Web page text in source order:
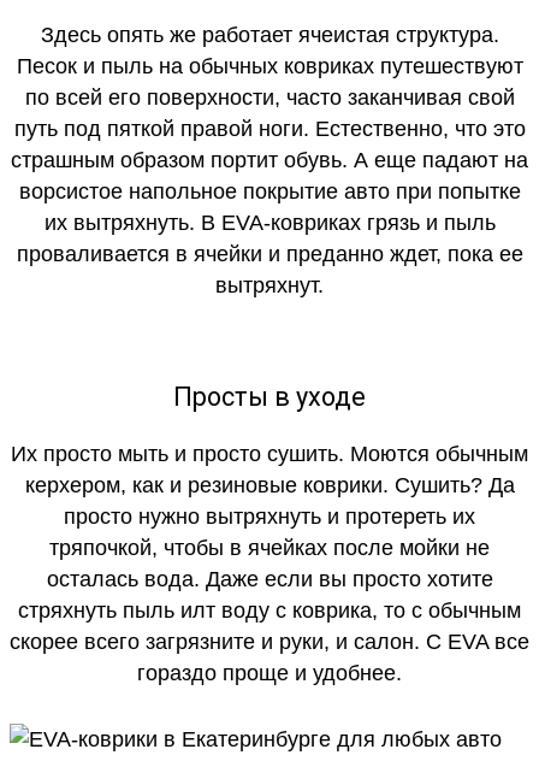
Здесь опять же работает ячеистая структура.
Песок и пыль на обычных ковриках путешествуют
по всей его поверхности, часто заканчивая свой
путь под пяткой правой ноги. Естественно, что это
страшным образом портит обувь. А еще падают на
ворсистое напольное покрытие авто при попытке
их вытряхнуть. В EVA-ковриках грязь и пыль
проваливается в ячейки и преданно ждет, пока ее
вытряхнут.
Просты в уходе
Их просто мыть и просто сушить. Моются обычным
керхером, как и резиновые коврики. Сушить? Да
просто нужно вытряхнуть и протереть их
тряпочкой, чтобы в ячейках после мойки не
осталась вода. Даже если вы просто хотите
стряхнуть пыль илт воду с коврика, то с обычным
скорее всего загрязните и руки, и салон. С EVA все
гораздо проще и удобнее.